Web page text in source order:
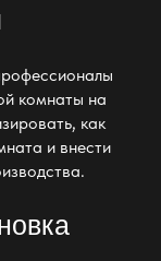
комнаты на
как
ивнести